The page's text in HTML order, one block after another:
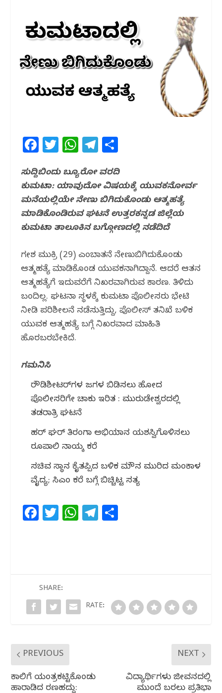
F
c
e
b
o
k
T
itt
e
r
W
at
s
A
p
T
e
g
ra
m
ar
e
ಸುದ್ದಿಬಿಂದು‌ ಬ್ಯೂರೋ ವರದಿ
ಕುಮಟಾ: ಯಾವುದೋ ವಿಷಯಕ್ಕೆ ಯುವಕನೋರ್ವ‌
ಮನೆಯಲ್ಲಿಯೇ ನೇಣು ಬಿಗಿದುಕೊಂಡು ಆತ್ಮಹತ್ಯೆ
ಮಾಡಿಕೊಂಡಿರುವ ಘಟನೆ ಉತ್ತರಕನ್ನಡ ಜಿಲ್ಲೆಯ
ಕುಮಟಾ ತಾಲೂಕಿನ ಬಗ್ಗೋಣದಲ್ಲಿ ನಡೆದಿದೆ
ಗಣೇಶ ಮುಕ್ರಿ (29) ಎಂಬಾತನೆ ನೇಣುಬಿಗಿದುಕೊಂಡು
ಆತ್ಮಹತ್ಯೆ ಮಾಡಿಕೊಂಡ‌ ಯುವಕನಾಗಿದ್ದಾನೆ. ಆದರೆ ಆತನ
ಆತ್ಮಹತ್ಯೆಗೆ ಇದುವರೆಗೆ ನಿಖರವಾಗಿರುವ ಕಾರಣ. ತಿಳಿದು
ಬಂದಿಲ್ಲ. ಘಟನಾ ಸ್ಥಳಕ್ಕೆ ಕುಮಟಾ‌ ಪೊಲೀಸರು ಭೇಟಿ
ನೀಡಿ ಪರಿಶೀಲನೆ ನಡೆಸುತ್ತಿದ್ದು, ಪೊಲೀಸ್‌ ತನಿಖೆ ಬಳಿಕ
ಯುವಕ ಆತ್ಮಹತ್ಯೆ ಬಗ್ಗೆ ನಿಖರವಾದ ಮಾಹಿತಿ
ಹೊರಬರಬೇಕಿದೆ.
ಗಮನಿಸಿ
ರೌಡಿಶೀಟರ್‌ಗಳ ಜಗಳ ಬಿಡಿಸಲು ಹೋದ
ಪೊಲೀಸರಿಗೇ ಚಾಕು ಇರಿತ : ಮುರುಡೇಶ್ವರದಲ್ಲಿ
ತಡರಾತ್ರಿ ಘಟನೆ
ಹರ್ ಘರ್ ತಿರಂಗಾ ಅಭಿಯಾನ ಯಶಸ್ವಿಗೊಳಿಸಲು
ರೂಪಾಲಿ ನಾಯ್ಕ ಕರೆ
ಸಚಿವ ಸ್ಥಾನ ಕೈತಪ್ಪಿದ ಬಳಿಕ ಮೌನ ಮುರಿದ ಮಂಕಾಳ
ವೈದ್ಯ; ಸಿಎಂ ಕರೆ ಬಗ್ಗೆ ಬಿಚ್ಚಿಟ್ಟ ಸತ್ಯ
F
b
o
T
r
W
A
p
T
ra
SHARE:
RATE:
PREVIOUS
ಕಾಲಿಗೆ ಯಂತ್ರಕಟ್ಟಿಕೊಂಡು
ಹಾರಾಡಿದ‌ ರಣಹದ್ದು:
NEXT
ವಿದ್ಯಾರ್ಥಿಗಳು ಜೀವನದಲ್ಲಿ
ಮುಂದೆ ಬರಲು ಪ್ರತಿಭಾ